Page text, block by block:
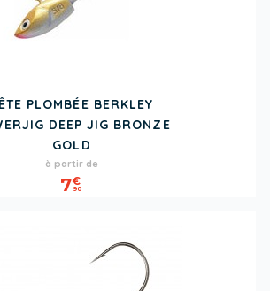
PLOMBÉE BERKLEY
DEEP JIG BRONZE
GOLD
Prix
à partir de
7€
90